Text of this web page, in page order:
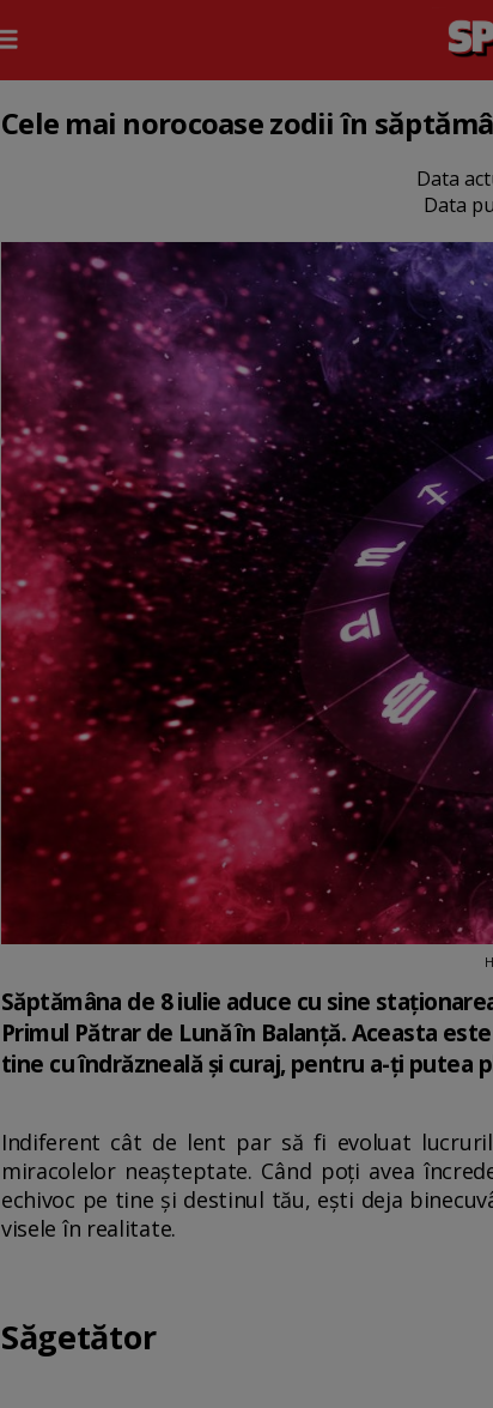
Cele mai norocoase zodii în
Data
Data
Săptămâna de 8 iulie aduce cu sine
Primul Pătrar de Lună în Balanță. Aceasta
tine cu îndrăzneală și curaj, pentru a-ți putea
Indiferent cât de lent par să fi evoluat
miracolelor neașteptate. Când poți avea
echivoc pe tine și destinul tău, ești deja
visele în realitate.
Săgetător